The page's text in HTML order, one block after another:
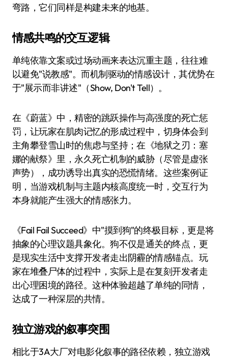
弯路，它们同样是构建未来的地基。
情感共鸣的交互逻辑
单纯依靠文案或过场动画来表达沉重主题，往往难
以避免"说教感"。而机制驱动的情感设计，其优势在
于"展示而非讲述"（Show, Don't Tell）。
在《蔚蓝》中，精密的跳跃操作与高强度的死亡惩
罚，让玩家在肌肉记忆的形成过程中，切身体会到
主角攀登雪山时的焦虑与坚持；在《地狱之刃：塞
娜的献祭》里，永久死亡机制的威胁（尽管是虚张
声势），成功诱导出真实的恐慌情绪。这些案例证
明，当游戏机制与主题内核高度统一时，交互行为
本身就能产生强大的情感张力。
《Fail Fail Succeed》中"摸到狗"的终极目标，更是将
抽象的心理议题具象化。狗不仅是通关的终点，更
是现实生活中支撑开发者走出阴霾的情感锚点。玩
家在堆叠尸体的过程中，实际上是在复刻开发者走
出心理困境的路径。这种体验超越了单纯的同情，
达成了一种深层的共情。
独立游戏的叙事突围
相比于3A大厂对电影化叙事的路径依赖，独立游戏